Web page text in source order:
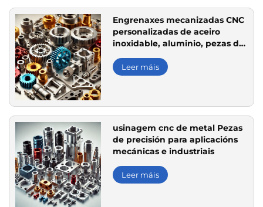
Engrenaxes mecanizadas CNC
personalizadas de aceiro
inoxidable, aluminio, pezas de
para sistemas de transmisión
Leer máis
usinagem cnc de metal Pezas
de precisión para aplicacións
mecánicas e industriais
Leer máis